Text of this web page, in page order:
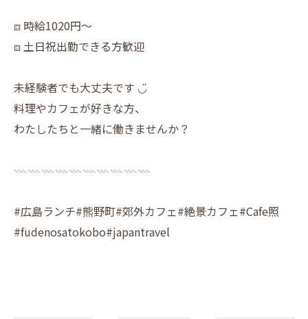
⧈ 時給1020円〜
⧈ 土日祝出勤できる方歓迎
未経験者でも大丈夫です ◡̈
料理やカフェが好きな方、
わたしたちと一緒に働きませんか？
𓇠𓇠𓇠𓇠𓇠𓇠𓇠𓇠𓇠𓇠
#広島ランチ#熊野町#郊外カフェ#絶景カフェ#Cafe照
#fudenosatokobo#japantravel